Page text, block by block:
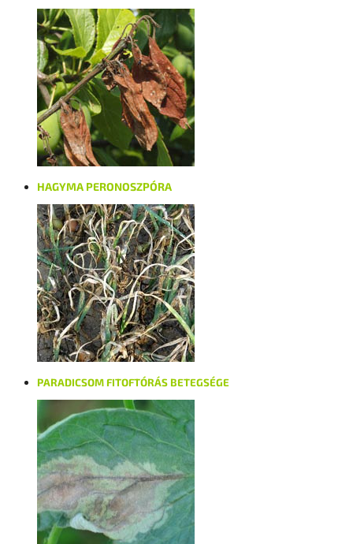
HAGYMA PERONOSZPÓRA
PARADICSOM FITOFTÓRÁS BETEGSÉGE